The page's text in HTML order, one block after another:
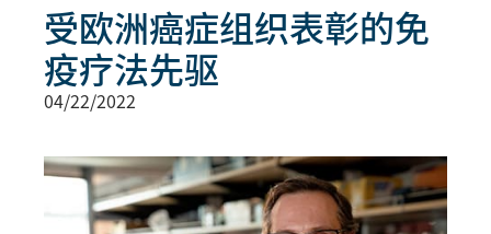
受欧洲癌症组织表彰的免
疫疗法先驱
04/22/2022